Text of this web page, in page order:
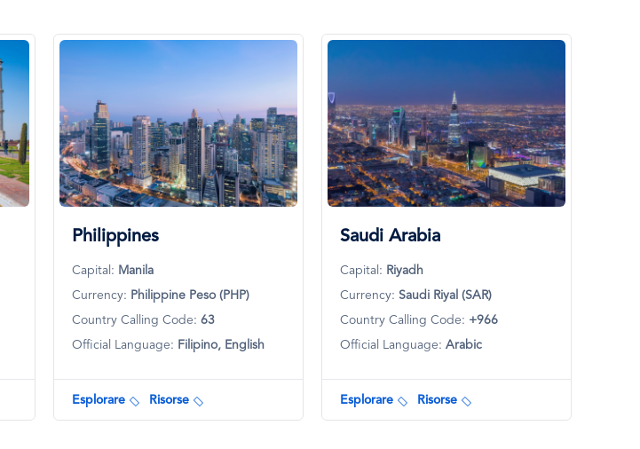
Philippines
Capital: Manila
Currency: Philippine Peso (PHP)
Country Calling Code: 63
Official Language: Filipino, English
Esplorare Risorse
Saudi Arabia
Capital: Riyadh
Currency: Saudi Riyal (SAR)
Country Calling Code: +966
Official Language: Arabic
Esplorare Risorse